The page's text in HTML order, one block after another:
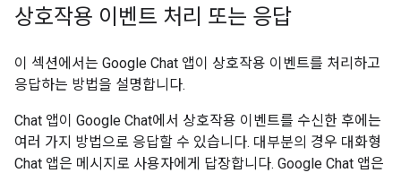
상호작용 이벤트 처리 또는 응답
이 섹션에서는 Google Chat 앱이 상호작용 이벤트를 처리하고
응답하는 방법을 설명합니다.
Chat 앱이 Google Chat에서 상호작용 이벤트를 수신한 후에는
여러 가지 방법으로 응답할 수 있습니다. 대부분의 경우 대화형
Chat 앱은 메시지로 사용자에게 답장합니다. Google Chat 앱은